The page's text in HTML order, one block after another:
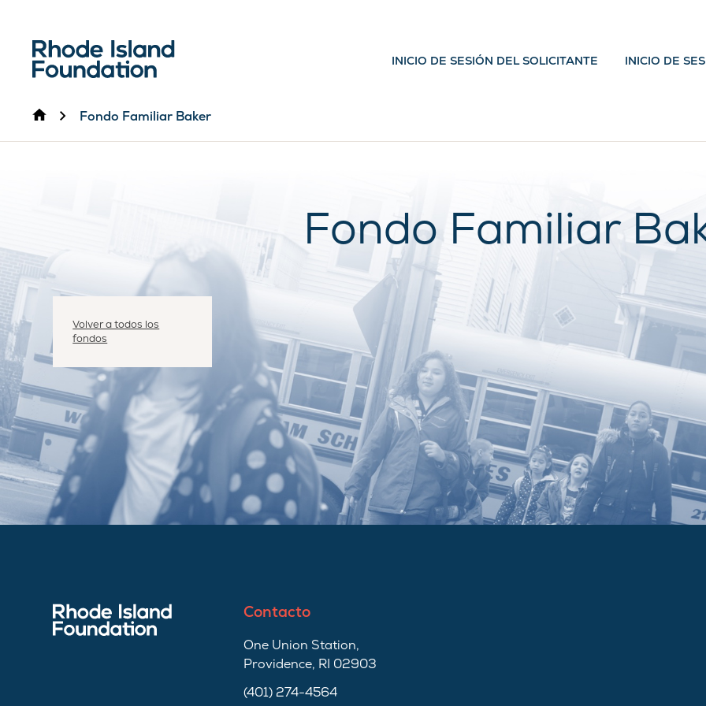
INICIO DE SESIÓN DEL SOLICITANTE INICIO DE
InicioFondo Familiar Baker
Fondo Familiar
Volver a todos los
fondos
Contacto
One Union Station,
Providence, RI 02903
(401) 274-4564